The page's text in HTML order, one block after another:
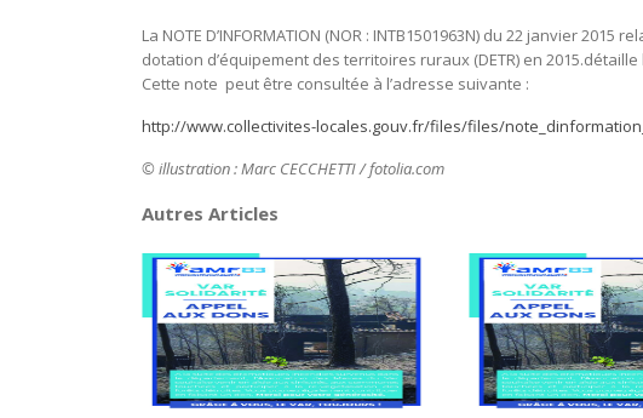
La NOTE D’INFORMATION (NOR : INTB1501963N) du 22 janvier
dotation d’équipement des territoires ruraux (DETR) en
Cette note peut être consultée à l’adresse suivante :
http://www.collectivites-locales.gouv.fr/files/files/
© illustration :Marc CECCHETTI / fotolia.com
Autres Articles